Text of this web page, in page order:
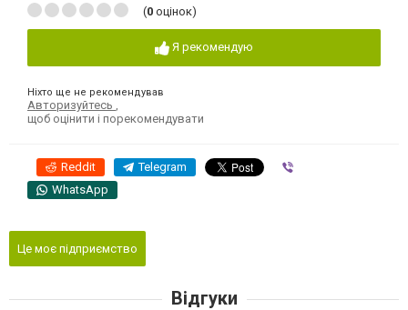
(0 оцінок)
Я рекомендую
Ніхто ще не рекомендував
Авторизуйтесь
щоб оцінити і порекомендувати
Reddit Telegram
WhatsApp
Це моє підприємство
Відгуки